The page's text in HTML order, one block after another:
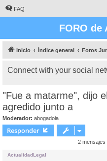
FAQ
FORO de
Inicio Índice general Foros
Connect with your social
"Fue a matarme", dijo
agredido junto a
Moderador: abogadoia
Responder
2 mensajes
ActualidadLegal